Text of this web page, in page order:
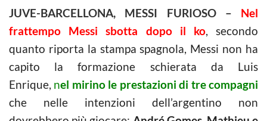
JUVE-BARCELLONA, MESSI FURIOSO – Nel
frattempo Messi sbotta dopo il ko, secondo
quanto riporta la stampa spagnola, Messi non ha
capito la formazione schierata da Luis
Enrique, nel mirino le prestazioni di tre compagni
che nelle intenzioni dell’argentino non